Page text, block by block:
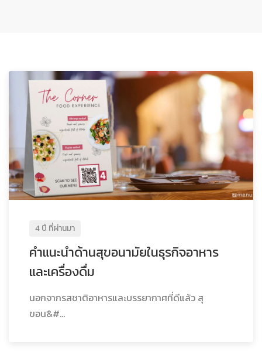
4 ปี ที่ผ่านมา
คำแนะนำด้านสุขอนามัยในธุรกิจอาหาร
และเครื่องดื่ม
นอกจากรสชาติอาหารและบรรยากาศที่ดีแล้ว สุ
ขอน&#...